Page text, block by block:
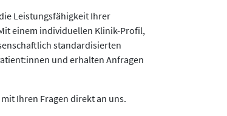
die Leistungsfähigkeit Ihrer
einem individuellen Klinik-Profil,
standardisierten
und erhalten Anfragen
Ihren Fragen direkt an uns.